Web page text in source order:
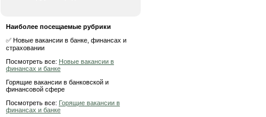
Наиболее посещаемые рубрики
✅ Новые вакансии в банке, финансах и
страховании
Посмотреть все: Новые вакансии в
финансах и банке
Горящие вакансии в банковской и
финансовой сфере
Посмотреть все: Горящие вакансии в
финансах и банке